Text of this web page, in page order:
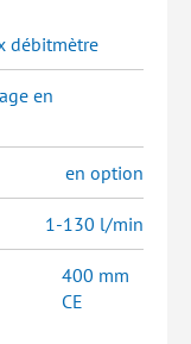
débitmètre
en
en option
1-130 l/min
400 mm
CE